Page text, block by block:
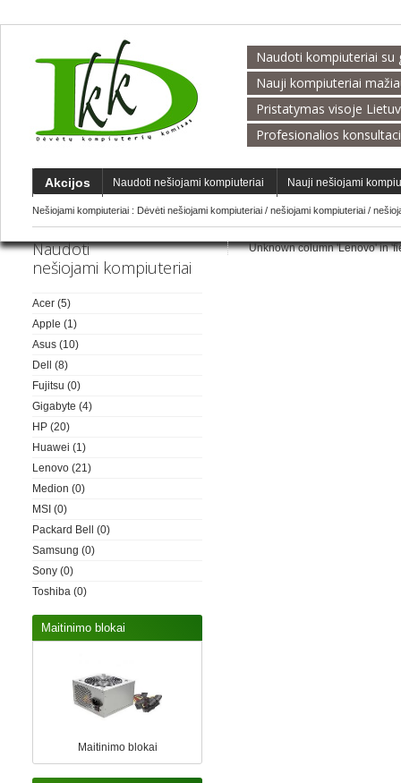
Naudoti kompiuteriai su
Nauji kompiuteriai
Pristatymas visoje
Profesionalios
Akcijos Naudoti nešiojami kompiuteriai Nauji nešiojami
Nešiojami kompiuteriai : Dėvėti nešiojami kompiuteriai / nešiojami kompiuteriai /
Naudoti
nešiojami kompiuteriai
Acer (5)
Apple (1)
Asus (10)
Dell
(8)
Fujitsu (0)
Gigabyte (4)
HP (20)
Huawei (1)
Lenovo (21)
Medion (0)
MSI (0)
Packard Bell
(0)
Samsung (0)
Sony (0)
Toshiba (0)
Maitinimo blokai
Maitinimo blokai
Unknown column 'Lenovo' in